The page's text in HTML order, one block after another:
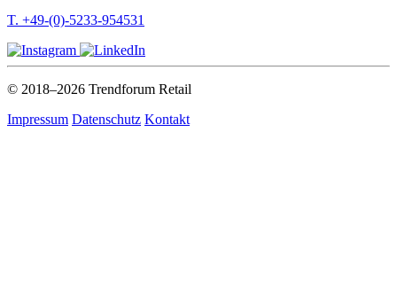
T. +49-(0)-5233-954531
© 2018–2026 Trendforum Retail
Impressum Datenschutz Kontakt